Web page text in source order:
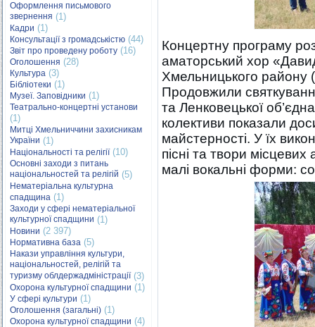
Оформлення письмового
звернення (1)
Кадри (1)
Консультації з громадськістю (44)
Звіт про проведену роботу (16)
Оголошення (28)
Культура (3)
Бібліотеки (1)
Музеї. Заповідники (1)
Театрально-концертні установи
(1)
Митці Хмельниччини захисникам
України (1)
Національності та релігії(10)
Основні заходи з питань
національностей та релігій (5)
Нематеріальна культурна
спадщина (1)
Заходи у сфері нематеріальної
культурної спадщини (1)
Новини (2 397)
Нормативна база (5)
Накази управління культури,
національностей, релігій та
туризму облдержадміністрації(3)
Охорона культурної спадщини (1)
У сфері культури (1)
Оголошення (загальні) (1)
Охорона культурної спадщини (4)
Концертну програму
аматорський хор
Хмельницького району
Продовжили
та Ленковецької
колективи показали
майстерності. У їх
пісні та твори
малі вокальні форми: